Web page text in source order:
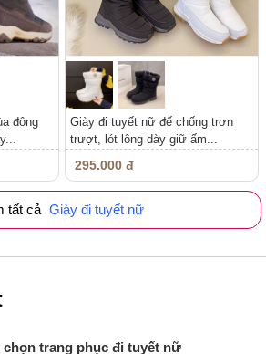
đông
Giày đi tuyết nữ đế chống trơn
trượt, lót lông dày giữ ấm...
295.000 đ
tất cả Giày đi tuyết nữ
trang phục đi tuyết nữ